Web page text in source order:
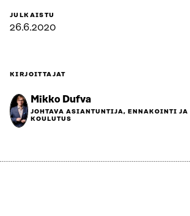
JULKAISTU
26.6.2020
KIRJOITTAJAT
Mikko Dufva
JOHTAVA ASIANTUNTIJA, ENNAKOINTI JA
KOULUTUS